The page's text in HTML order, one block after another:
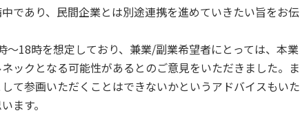
であり、民間企業とは別途連携を進めていきたい旨をお伝
18時を想定しており、兼業/副業希望者にとっては、本業
ックとなる可能性があるとのご意見をいただきました。ま
て参画いただくことはできないかというアドバイスもいた
ます。